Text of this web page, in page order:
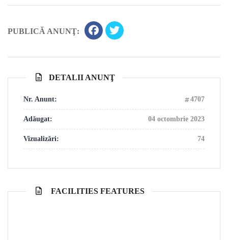
PUBLICĂ ANUNŢ:
DETALII ANUNŢ
Nr. Anunt: 4707
Adăugat: 04 octombrie 2023
Vizualizări: 74
FACILITIES FEATURES